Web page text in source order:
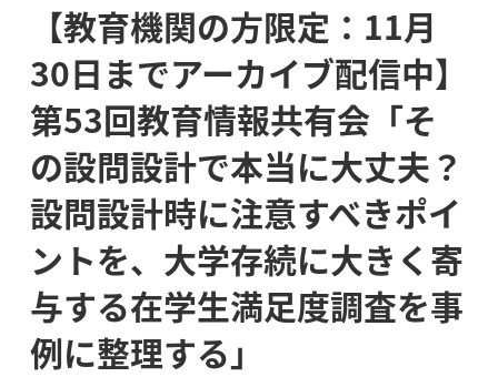
【教育機関の方限定：11月
30日までアーカイブ配信中】
第53回教育情報共有会「そ
の設問設計で本当に大丈夫？
設問設計時に注意すべきポイ
ントを、大学存続に大きく寄
与する在学生満足度調査を事
例に整理する」